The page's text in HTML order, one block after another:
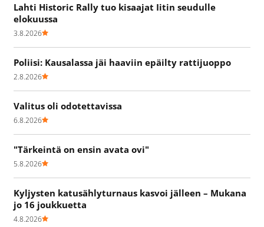
Lahti Historic Rally tuo kisaajat Iitin seudulle
elokuussa
3.8.2026
Poliisi: Kausalassa jäi haaviin epäilty rattijuoppo
2.8.2026
Valitus oli odotettavissa
6.8.2026
"Tärkeintä on ensin avata ovi"
5.8.2026
Kyljysten katusählyturnaus kasvoi jälleen – Mukana
jo 16 joukkuetta
4.8.2026